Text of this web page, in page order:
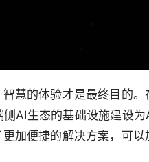
慧的体验才是最终目的。
AI生态的基础设施建设为
加便捷的解决方案，可以